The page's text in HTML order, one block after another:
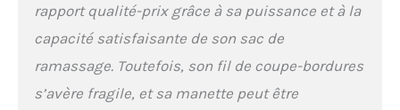
rapport qualité-prix grâce à sa puissance et à la
capacité satisfaisante de son sac de
ramassage. Toutefois, son fil de coupe-bordures
s’avère fragile, et sa manette peut être